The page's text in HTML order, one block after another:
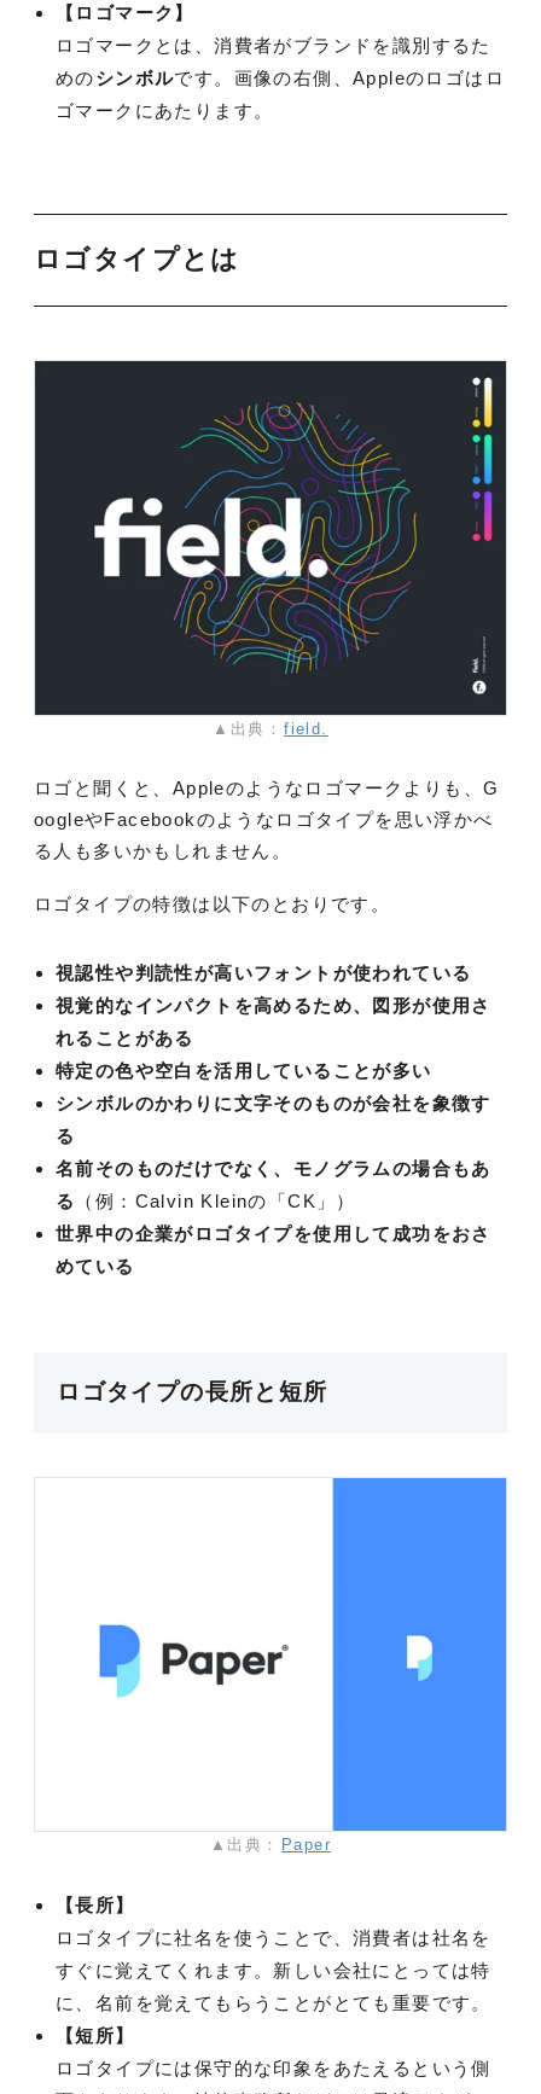
【ロゴマーク】
ロゴマークとは、消費者がブランドを識別するた
めのシンボルです。画像の右側、Appleのロゴはロ
ゴマークにあたります。
ロゴタイプとは
▲出典： field.
ロゴと聞くと、Appleのようなロゴマークよりも、G
oogleやFacebookのようなロゴタイプを思い浮かべ
る人も多いかもしれません。
ロゴタイプの特徴は以下のとおりです。
視認性や判読性が高いフォントが使われている
視覚的なインパクトを高めるため、図形が使用さ
れることがある
特定の色や空白を活用していることが多い
シンボルのかわりに文字そのものが会社を象徴す
る
名前そのものだけでなく、モノグラムの場合もあ
る
（例：Calvin Kleinの「CK」）
世界中の企業がロゴタイプを使用して成功をおさ
めている
ロゴタイプの長所と短所
▲出典： Paper
【長所】
ロゴタイプに社名を使うことで、消費者は社名を
すぐに覚えてくれます。新しい会社にとっては特
に、名前を覚えてもらうことがとても重要です。
【短所】
ロゴタイプには保守的な印象をあたえるという側